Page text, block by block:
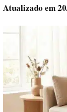
Atualizado em